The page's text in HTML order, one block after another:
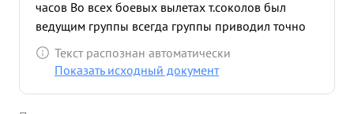
часов Во всех боевых вылетах т.соколов был
ведущим группы всегда группы приводил точно
на цель и возвращался на свой аэродром на
разведку с налетом без потерь. Эффективность
Текст распознан автоматически
Показать исходный документ